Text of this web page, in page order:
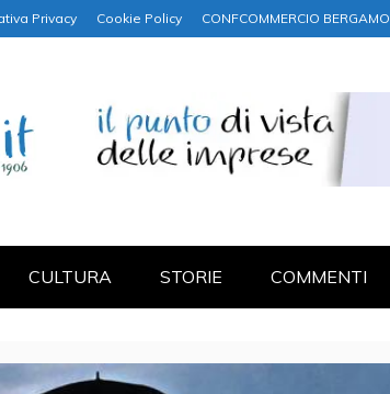
Privacy Cookie Policy CONFCOMMERCIO BERGAMO
CULTURA STORIE COMMENTI